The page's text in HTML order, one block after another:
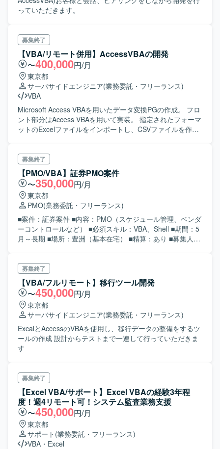
っていただきます。
募集終了
【VBA/リモート併用】AccessVBAの開発
〜400,000円/月
東京都
サーバサイドエンジニア(業務委託・フリーランス)
VBA
Microsoft Access VBAを用いたデータ変換PGの作成。 フロ
ント部分はAccess VBAを用いて実装。 指定されたフォーマ
ットのExcelファイルをインポートし、CSVファイルを作成
募集終了
【PMO/VBA】証券PMO案件
〜350,000円/月
東京都
PMO(業務委託・フリーランス)
■案件：証券案件 ■内容：PMO（スケジュール管理、ベンダ
ーコントロールなど） ■必須スキル：VBA、Shell ■期間：5
月～長期 ■場所：豊洲（基本在宅） ■精算：あり ■募集人
ます。 ・稼働は安定しております。
募集終了
【VBA/フルリモート】移行ツール開発
〜450,000円/月
東京都
サーバサイドエンジニア(業務委託・フリーランス)
ExcalとAccessのVBAを使用し、移行データの整備をするツ
ールの作成 設計からテストまで一連して行っていただきま
す
募集終了
【Excel VBA/サポート】Excel VBAの経験3年程
度！週4リモート可！システム監査業務支援
〜450,000円/月
東京都
サポート (業務委託・フリーランス)
VBA ・ Excel